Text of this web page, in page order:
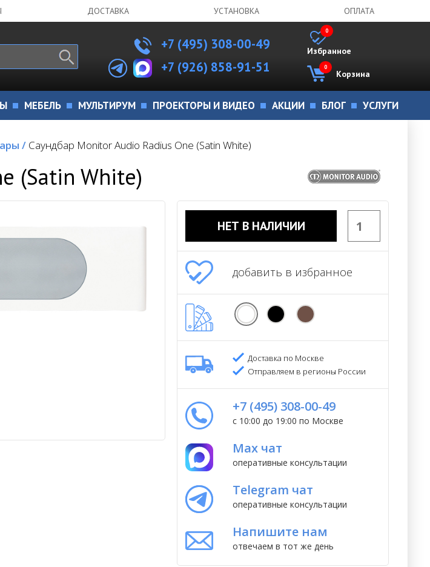
ДОСТАВКА УСТАНОВКА ОПЛАТА
+7 (495) 308-00-49
+7 (926) 858-91-51
Избранное
0
Корзина
0
МЕБЕЛЬ МУЛЬТИРУМ ПРОЕКТОРЫ И ВИДЕО АКЦИИ БЛОГ УСЛУГИ
/ Саундбар Monitor Audio Radius One (Satin White)
(Satin White)
НЕТ В НАЛИЧИИ
добавить в избранное
Доставка по Москве
Отправляем в регионы России
+7 (495) 308-00-49
с 10:00 до 19:00 по Москве
Max чат
оперативные консультации
Telegram чат
оперативные консультации
Напишите нам
отвечаем в тот же день